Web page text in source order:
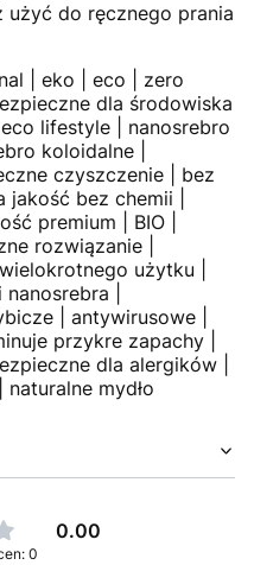
użyć do ręcznego prania
| eko | eco | zero
dla środowiska
lifestyle | nanosrebro
koloidalne |
czyszczenie | bez
bez chemii |
premium | BIO |
rozwiązanie |
użytku |
|
| antywirusowe |
przykre zapachy |
dla alergików |
mydło
0.00
0